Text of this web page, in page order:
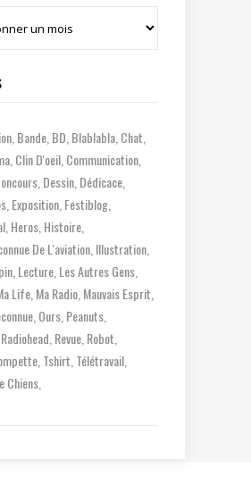
Bande BD Blablabla Chat
Clin D'oeil Communication
Dessin Dédicace
Exposition Festiblog
Heros Histoire
De L'aviation Illustration
Lecture Les Autres Gens
Life Ma Radio Mauvais Esprit
Ours Peanuts
Radiohead Revue Robot
Tshirt Télétravail
Chiens